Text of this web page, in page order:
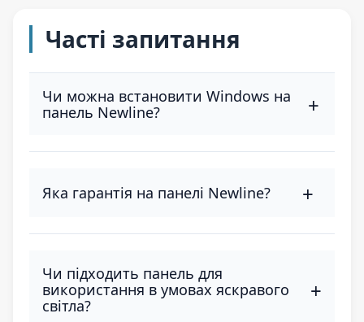
Часті запитання
Чи можна встановити Windows на
панель Newline?
+
Яка гарантія на панелі Newline? +
Чи підходить панель для
використання в умовах яскравого
світла?
+